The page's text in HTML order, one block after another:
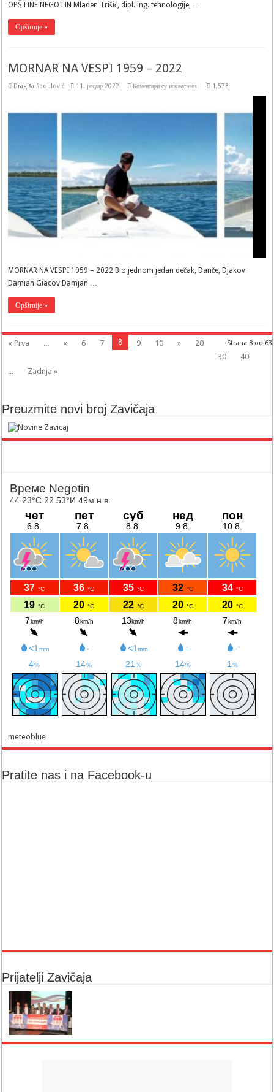
RAZVOJU
OPŠTINE NEGOTIN Mladen Trišić, dipl. ing. tehnologije, …
Opširnije »
MORNAR NA VESPI 1959 – 2022
Dragiša Radulović 11. јануар 2022. Коментари су искљученина
1959
1,573
MORNAR NA VESPI 1959 – 2022 Bio jednom jedan dečak, Danče, Djakov
Damian Giacov Damjan …
Opširnije »
Strana 8 od 63
« Prva ... « 6 7 8 9 10 »
20
30
40
...
Zadnja »
Preuzmite novi broj Zavičaja
meteoblue
Pratite nas i na Facebook-u
Prijatelji Zavičaja